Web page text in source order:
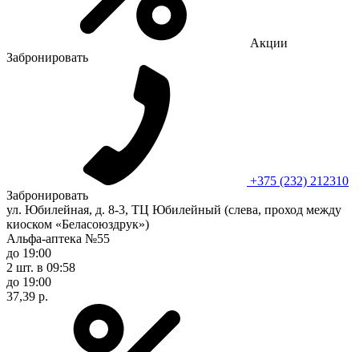
Акции
Забронировать
+375 (232) 212310
Забронировать
ул. Юбилейная, д. 8-3, ТЦ Юбилейный (слева, проход между
киоском «Беласоюздрук»)
Альфа-аптека №55
до 19:00
2 шт. в 09:58
до 19:00
37,39 р.